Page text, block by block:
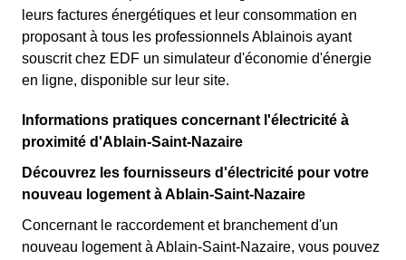
leurs factures énergétiques et leur consommation en
proposant à tous les professionnels Ablainois ayant
souscrit chez EDF un simulateur d'économie d'énergie
en ligne, disponible sur leur site.
Informations pratiques concernant l'électricité à
proximité d'Ablain-Saint-Nazaire
Découvrez les fournisseurs d'électricité pour votre
nouveau logement à Ablain-Saint-Nazaire
Concernant le raccordement et branchement d'un
nouveau logement à Ablain-Saint-Nazaire, vous pouvez